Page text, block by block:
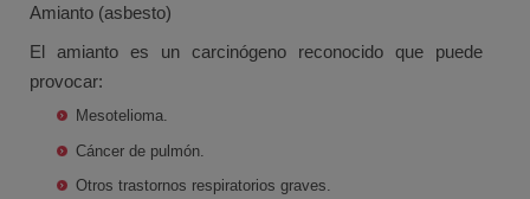
Amianto (asbesto)
El amianto es un carcinógeno reconocido que puede
provocar:
Mesotelioma.
Cáncer de pulmón.
Otros trastornos respiratorios graves.